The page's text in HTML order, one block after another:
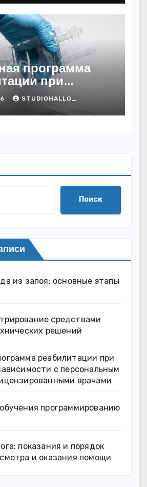
программа
при
зависимости
и
STUDIOHALLO_
Поиск
из запоя: основные этапы
средствами
решений
реабилитации при
с персональным
врачами
программированию
показания и порядок
и оказания помощи